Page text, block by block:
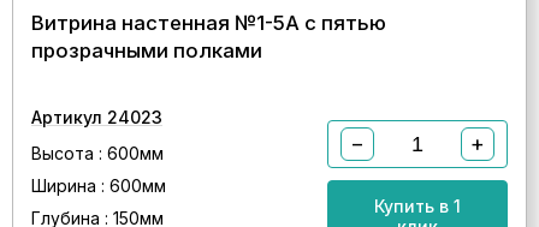
Витрина настенная №1-5А с пятью
прозрачными полками
Артикул 24023
Высота : 600мм
Ширина : 600мм
Глубина : 150мм
− +
Купить в 1